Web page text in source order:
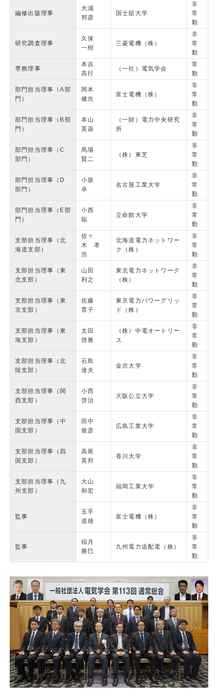
編修出版理事
大浦
邦彦
国士舘大学
非
常
勤
研究調査理事
久保
一樹
三菱電機（株）
非
常
勤
専務理事
本吉
高行
（一社）電気学会
常
勤
部門担当理事（A部
門）
岡本
健次
富士電機（株）
非
常
勤
部門担当理事（B部
門）
本山
英器
（一財）電力中央研究
所
非
常
勤
部門担当理事（C
部門）
馬場
賢二
（株）東芝
非
常
勤
部門担当理事（D
部門）
小坂
卓
名古屋工業大学
非
常
勤
部門担当理事（E部
門）
小西
聡
立命館大学
非
常
勤
支部担当理事（北
海道支部）
佐々
木 孝
浩
北海道電力ネットワー
ク（株）
非
常
勤
支部担当理事（東
北支部）
山田
利之
東北電力ネットワーク
（株）
非
常
勤
支部担当理事（東
京支部）
佐藤
育子
東京電力パワーグリッ
ド（株）
非
常
勤
支部担当理事（東
海支部）
太田
啓雅
（株）中電オートリー
ス
非
常
勤
支部担当理事（北
陸支部）
石島
達夫
金沢大学
非
常
勤
支部担当理事（関
西支部）
小西
啓治
大阪公立大学
非
常
勤
支部担当理事（中
国支部）
田中
俊彦
広島工業大学
非
常
勤
支部担当理事（四
国支部）
高尾
英邦
香川大学
非
常
勤
支部担当理事（九
州支部）
大山
和宏
福岡工業大学
非
常
勤
監事
玉手
道雄
富士電機（株）
非
常
勤
監事
稲月
勝巳
九州電力送配電（株）
非
常
勤